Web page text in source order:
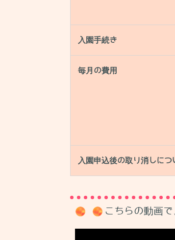
入園手続き
毎月の費用
入園申込後の取り消しにつ
こちらの動画